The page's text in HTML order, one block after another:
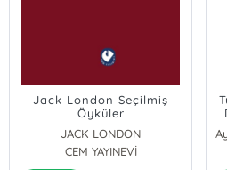
Jack London Seçilmiş
Öyküler
JACK LONDON
CEM YAYINEVİ